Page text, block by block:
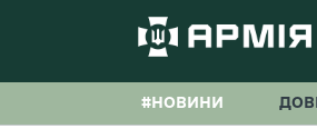
#НОВИНИ